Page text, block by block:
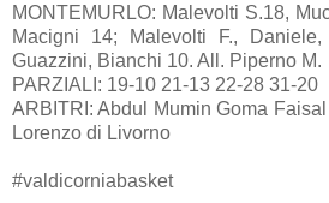
MONTEMURLO: Malevolti S.18,
Macigni 14; Malevolti F.,
Guazzini, Bianchi 10. All. Piperno M.
PARZIALI: 19-10 21-13 22-28 31-20
ARBITRI: Abdul Mumin Goma
Lorenzo di Livorno
#valdicorniabasket